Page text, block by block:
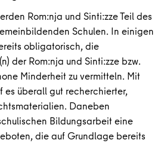
Rom:nja und Sinti:zze Teil des
Schulen. In einigen
obligatorisch, die
der Rom:nja und Sinti:zze bzw.
Minderheit zu vermitteln. Mit
es überall gut recherchierter,
Daneben
Bildungsarbeit eine
die auf Grundlage bereits